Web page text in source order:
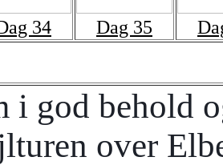
34 Dag 35
i god behold
over